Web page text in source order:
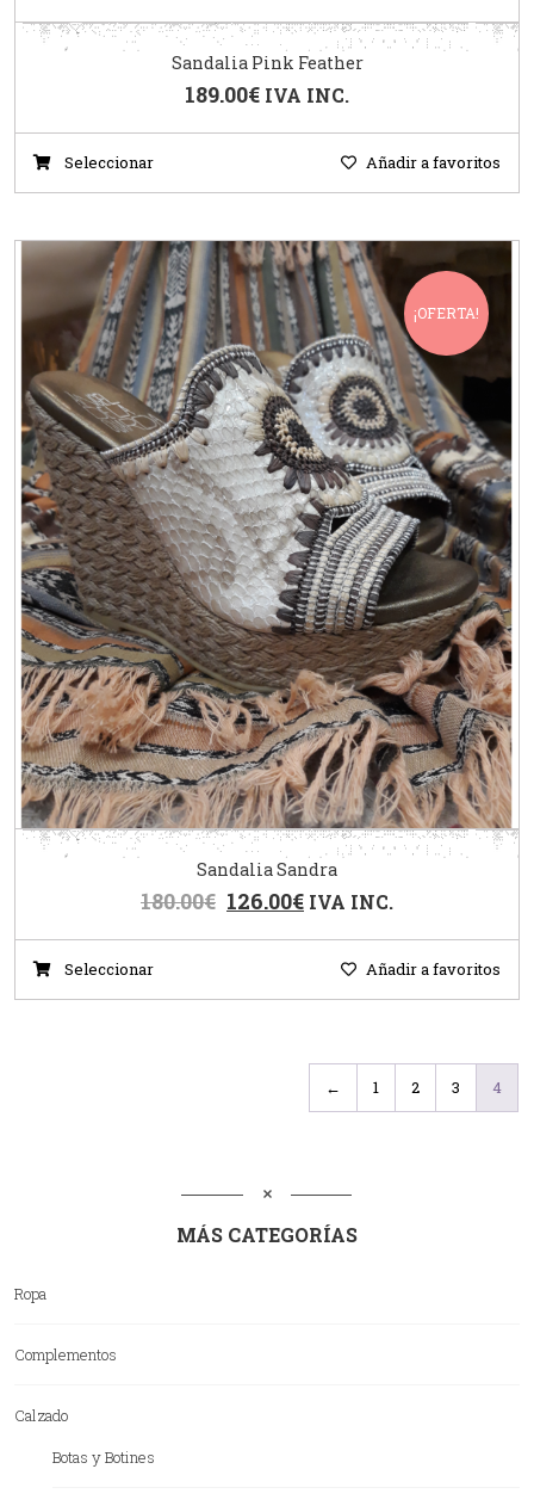
Sandalia Pink Feather
189.00€ IVA INC.
Seleccionar Añadir a favoritos
¡OFERTA!
Sandalia Sandra
180.00€ 126.00€ IVA INC.
Seleccionar Añadir a favoritos
← 1 2 3 4
MÁS CATEGORÍAS
Ropa
Complementos
Calzado
Botas y Botines